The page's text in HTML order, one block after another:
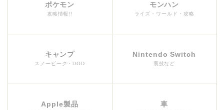
ポケモン
攻略情報!!
モンハン
ライズ・ワールド・攻略
キャンプ
スノーピーク・DOD
Nintendo Switch
裏技など
Apple製品 車